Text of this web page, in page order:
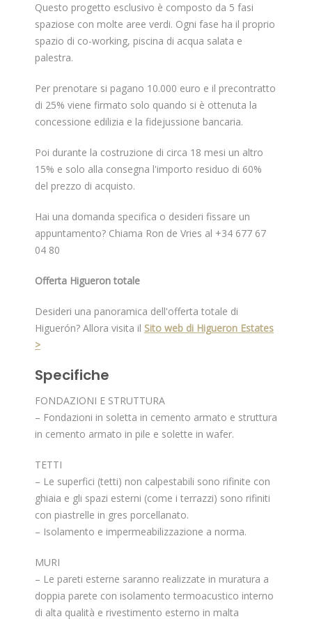
Questo progetto esclusivo è composto da 5 fasi
spaziose con molte aree verdi. Ogni fase ha il proprio
spazio di co-working, piscina di acqua salata e
palestra.
Per prenotare si pagano 10.000 euro e il precontratto
di 25% viene firmato solo quando si è ottenuta la
concessione edilizia e la fidejussione bancaria.
Poi durante la costruzione di circa 18 mesi un altro
15% e solo alla consegna l'importo residuo di 60%
del prezzo di acquisto.
Hai una domanda specifica o desideri fissare un
appuntamento? Chiama Ron de Vries al +34 677 67
04 80
Offerta Higueron totale
Desideri una panoramica dell'offerta totale di
Higuerón? Allora visita il Sito web di Higueron Estates
>
Specifiche
FONDAZIONI E STRUTTURA
– Fondazioni in soletta in cemento armato e struttura
in cemento armato in pile e solette in wafer.
TETTI
– Le superfici (tetti) non calpestabili sono rifinite con
ghiaia e gli spazi esterni (come i terrazzi) sono rifiniti
con piastrelle in gres porcellanato.
– Isolamento e impermeabilizzazione a norma.
MURI
– Le pareti esterne saranno realizzate in muratura a
doppia parete con isolamento termoacustico interno
di alta qualità e rivestimento esterno in malta